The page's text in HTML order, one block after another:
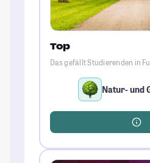
Top
Das gefällt Studierenden in
Natur- und